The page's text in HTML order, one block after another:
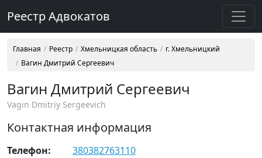
Реестр Адвокатов
Главная Реестр Хмельницкая область
г. Хмельницкий
Вагин Дмитрий Сергеевич
Вагин Дмитрий Сергеевич
Vagin Dmitriy Sergeevich
Контактная информация
Телефон:
380382763110